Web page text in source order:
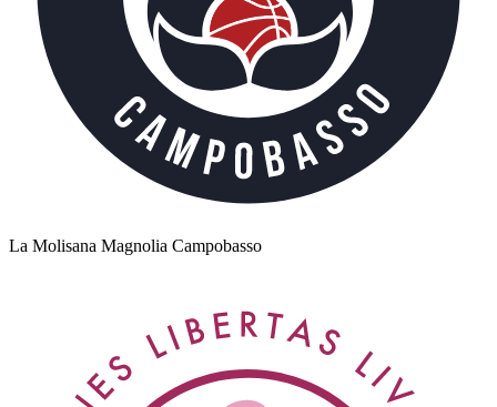
La Molisana Magnolia Campobasso